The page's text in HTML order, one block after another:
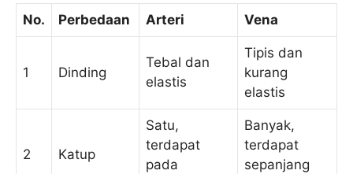
No. Perbedaan Arteri Vena
1 Dinding
Tebal dan
elastis
Tipis dan
kurang
elastis
2 Katup
Satu,
terdapat
pada
Banyak,
terdapat
sepanjang